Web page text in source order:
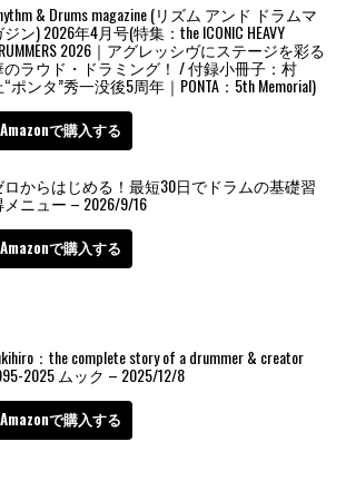
& Drums magazine (リズム アンド ドラムマ
ン) 2026年4月号(特集：the ICONIC HEAVY
2026｜アグレッシヴにステージを彩る
のラウド・ドラミング！ / 付録小冊子：村
ポンタ”秀一没後5周年｜PONTA：5th Memorial)
Amazonで購入する
ロからはじめる！最短30日でドラムの基礎習
ニュー – 2026/9/16
Amazonで購入する
：the complete story of a drummer & creator
2025 ムック – 2025/12/8
Amazonで購入する